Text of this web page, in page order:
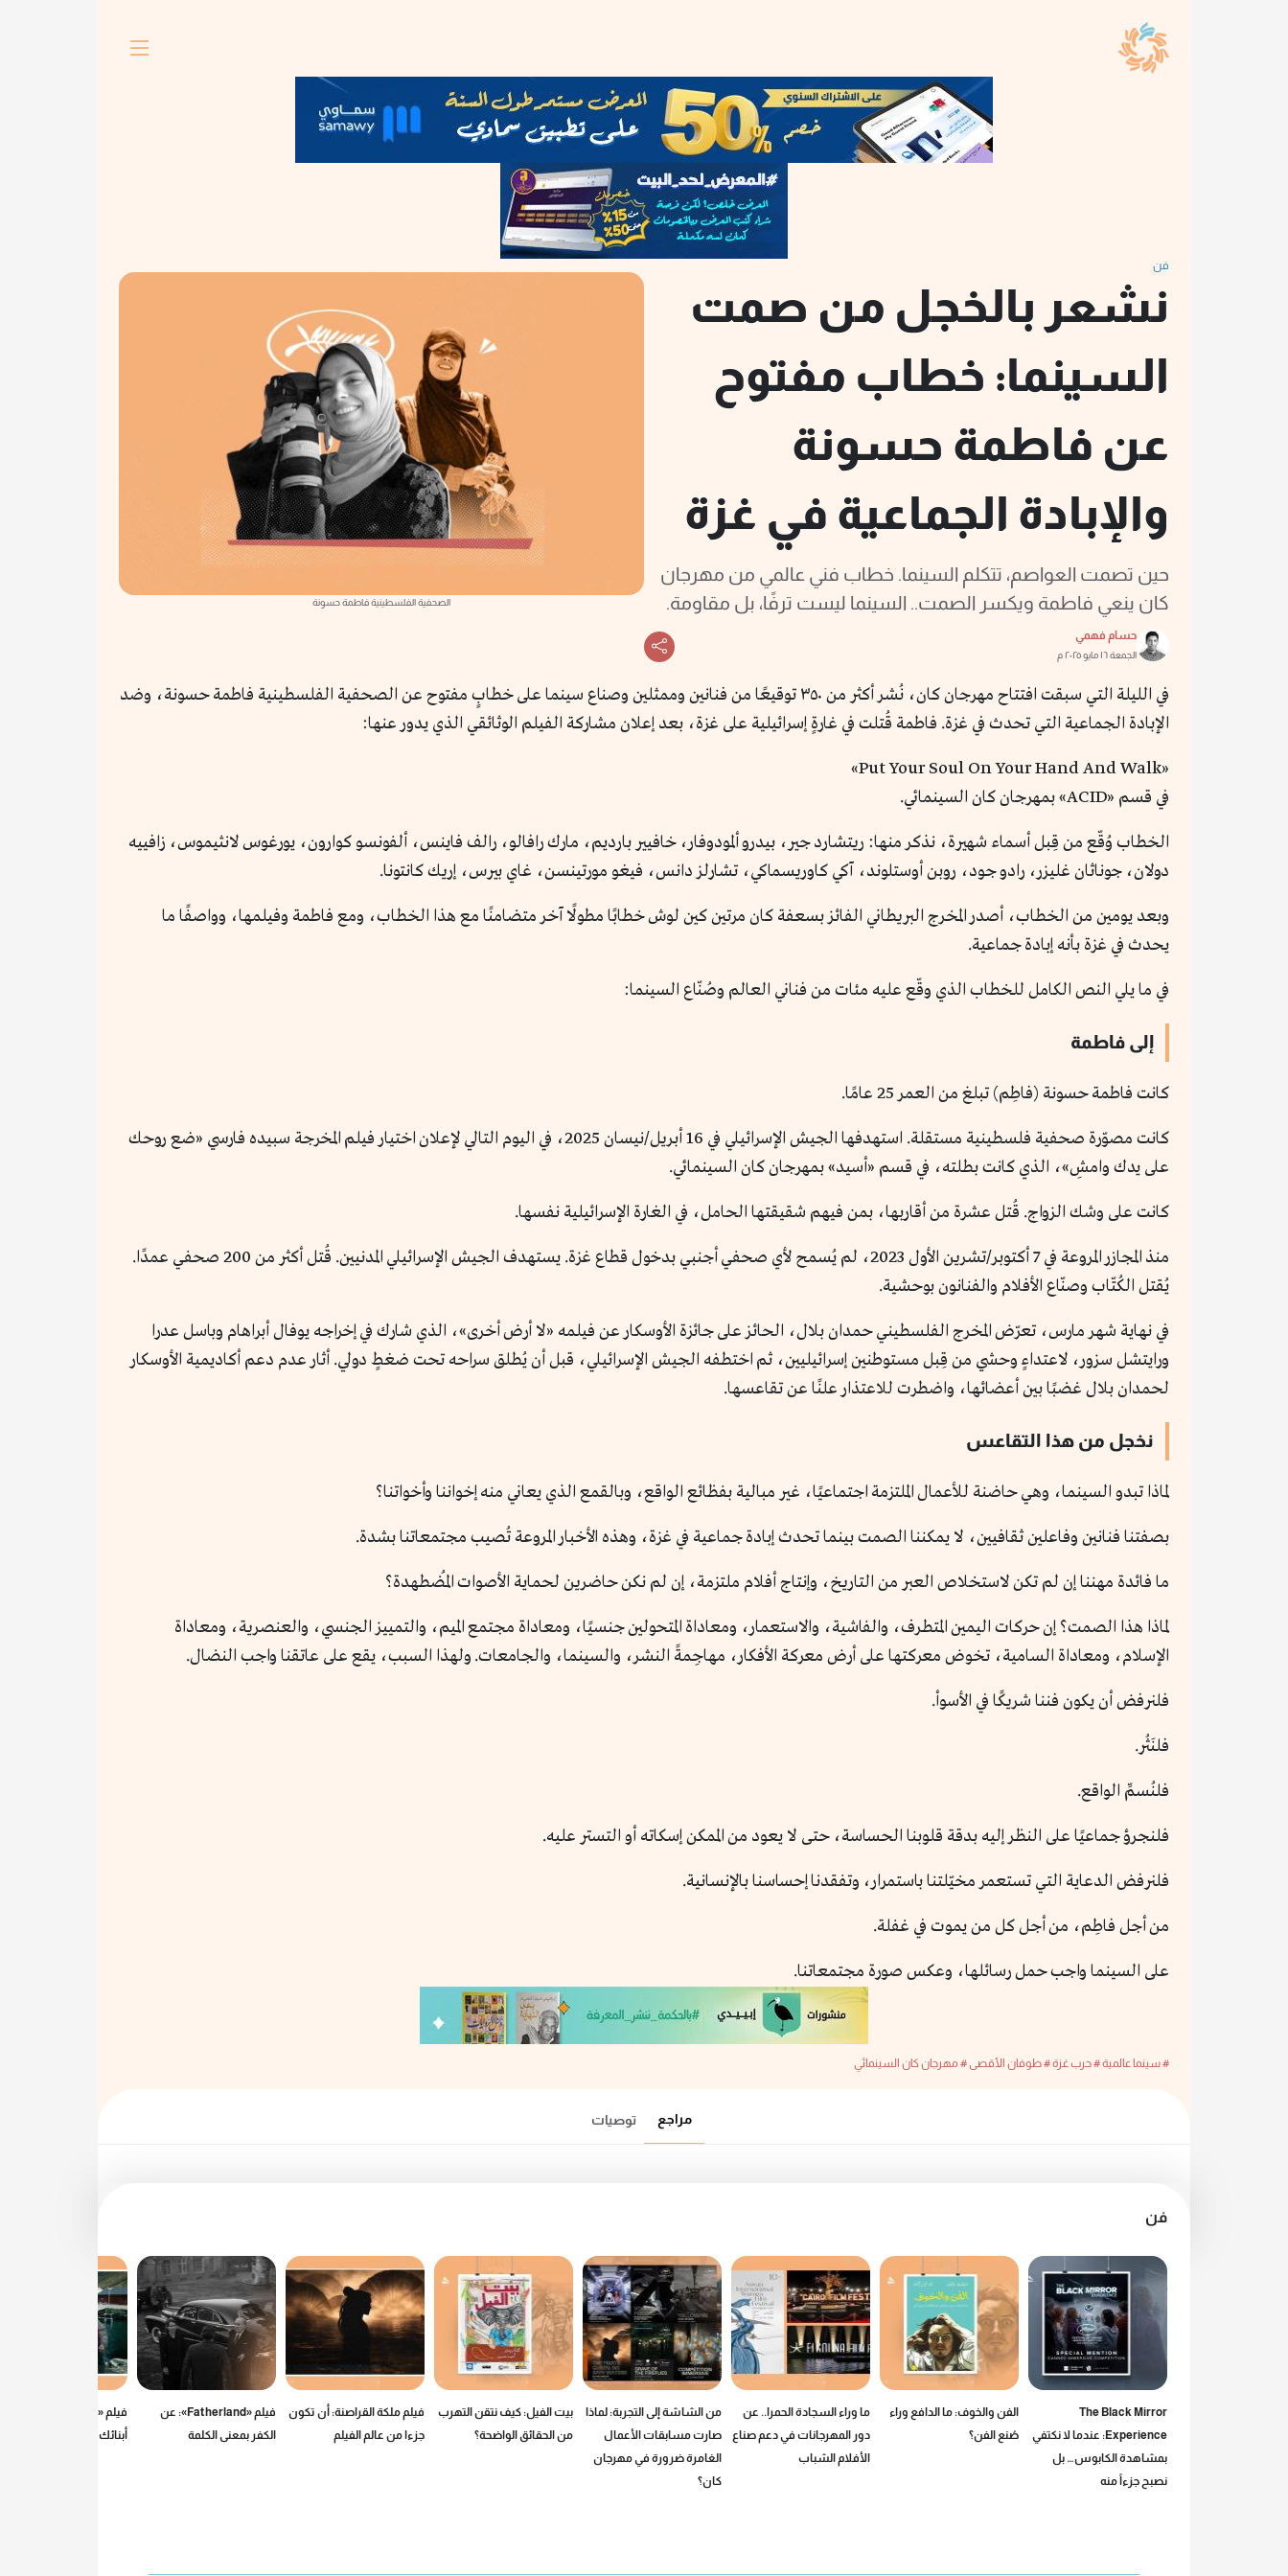
فن
نشعر بالخجل من صمت
السينما: خطاب مفتوح
عن فاطمة حسونة
والإبادة الجماعية في غزة
حين تصمت العواصم، تتكلم السينما. خطاب فني عالمي من مهرجان
كان ينعي فاطمة ويكسر الصمت.. السينما ليست ترفًا، بل مقاومة.
حسام فهمي
الجمعة ١٦ مايو ٢٠٢٥ م
الصحفية الفلسطينية فاطمة حسونة
في الليلة التي سبقت افتتاح مهرجان كان، نُشر أكثر من ٣٥٠ توقيعًا من فنانين وممثلين وصناع سينما على خطابٍ مفتوح عن الصحفية الفلسطينية فاطمة حسونة، وضد
الإبادة الجماعية التي تحدث في غزة. فاطمة قُتلت في غارةٍ إسرائيلية على غزة، بعد إعلان مشاركة الفيلم الوثائقي الذي يدور عنها:
«Put Your Soul On Your Hand And Walk»
في قسم «ACID» بمهرجان كان السينمائي.
الخطاب وُقّع من قِبل أسماء شهيرة، نذكر منها: ريتشارد جير، بيدرو ألمودوفار، خافيير بارديم، مارك رافالو، رالف فاينس، ألفونسو كوارون، يورغوس لانثيموس، زافييه
دولان، جوناثان غليزر، رادو جود، روبن أوستلوند، آكي كاوريسماكي، تشارلز دانس، فيغو مورتينسن، غاي بيرس، إريك كانتونا.
وبعد يومين من الخطاب، أصدر المخرج البريطاني الفائز بسعفة كان مرتين كين لوش خطابًا مطولًا آخر متضامنًا مع هذا الخطاب، ومع فاطمة وفيلمها، وواصفًا ما
يحدث في غزة بأنه إبادة جماعية.
في ما يلي النص الكامل للخطاب الذي وقّع عليه مئات من فناني العالم وصُنّاع السينما:
إلى فاطمة
كانت فاطمة حسونة (فاطِم) تبلغ من العمر 25 عامًا.
كانت مصوّرة صحفية فلسطينية مستقلة. استهدفها الجيش الإسرائيلي في 16 أبريل/نيسان 2025، في اليوم التالي لإعلان اختيار فيلم المخرجة سبيده فارسي «ضع روحك
على يدك وامشِ»، الذي كانت بطلته، في قسم «أسيد» بمهرجان كان السينمائي.
كانت على وشك الزواج. قُتل عشرة من أقاربها، بمن فيهم شقيقتها الحامل، في الغارة الإسرائيلية نفسها.
منذ المجازر المروعة في 7 أكتوبر/تشرين الأول 2023، لم يُسمح لأي صحفي أجنبي بدخول قطاع غزة. يستهدف الجيش الإسرائيلي المدنيين. قُتل أكثر من 200 صحفي عمدًا.
يُقتل الكُتّاب وصنّاع الأفلام والفنانون بوحشية.
في نهاية شهر مارس، تعرّض المخرج الفلسطيني حمدان بلال، الحائز على جائزة الأوسكار عن فيلمه «لا أرض أخرى»، الذي شارك في إخراجه يوفال أبراهام وباسل عدرا
ورايتشل سزور، لاعتداءٍ وحشي من قِبل مستوطنين إسرائيليين، ثم اختطفه الجيش الإسرائيلي، قبل أن يُطلق سراحه تحت ضغطٍ دولي. أثار عدم دعم أكاديمية الأوسكار
لحمدان بلال غضبًا بين أعضائها، واضطرت للاعتذار علنًا عن تقاعسها.
نخجل من هذا التقاعس
لماذا تبدو السينما، وهي حاضنة للأعمال الملتزمة اجتماعيًا، غير مبالية بفظائع الواقع، وبالقمع الذي يعاني منه إخواننا وأخواتنا؟
بصفتنا فنانين وفاعلين ثقافيين، لا يمكننا الصمت بينما تحدث إبادة جماعية في غزة، وهذه الأخبار المروعة تُصيب مجتمعاتنا بشدة.
ما فائدة مهننا إن لم تكن لاستخلاص العبر من التاريخ، وإنتاج أفلام ملتزمة، إن لم نكن حاضرين لحماية الأصوات المُضطهدة؟
لماذا هذا الصمت؟ إن حركات اليمين المتطرف، والفاشية، والاستعمار، ومعاداة المتحولين جنسيًا، ومعاداة مجتمع الميم، والتمييز الجنسي، والعنصرية، ومعاداة
الإسلام، ومعاداة السامية، تخوض معركتها على أرض معركة الأفكار، مهاجِمةً النشر، والسينما، والجامعات. ولهذا السبب، يقع على عاتقنا واجب النضال.
فلنرفض أن يكون فننا شريكًا في الأسوأ.
فلنَثُر.
فلنُسمِّ الواقع.
فلنجرؤ جماعيًا على النظر إليه بدقة قلوبنا الحساسة، حتى لا يعود من الممكن إسكاته أو التستر عليه.
فلنرفض الدعاية التي تستعمر مخيّلتنا باستمرار، وتفقدنا إحساسنا بالإنسانية.
من أجل فاطِم، من أجل كل من يموت في غفلة.
على السينما واجب حمل رسائلها، وعكس صورة مجتمعاتنا.
# سينما عالمية# حرب غزة# طوفان الأقصى# مهرجان كان السينمائي
مراجع توصيات
فن
The Black Mirror
Experience: عندما لا نكتفي
بمشاهدة الكابوس… بل
نصبح جزءاً منه
الفن والخوف: ما الدافع وراء
صُنع الفن؟
ما وراء السجادة الحمرا.. عن
دور المهرجانات في دعم صناع
الأفلام الشباب
من الشاشة إلى التجربة: لماذا
صارت مسابقات الأعمال
الغامرة ضرورة في مهرجان
كان؟
بيت الفيل: كيف نتقن التهرب
من الحقائق الواضحة؟
فيلم ملكة القراصنة: أن تكون
جزءا من عالم الفيلم
فيلم «Fatherland»: عن
الكفر بمعنى الكلمة
أبنائك من العالم الحر